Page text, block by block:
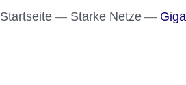
Startseite Starke Netze